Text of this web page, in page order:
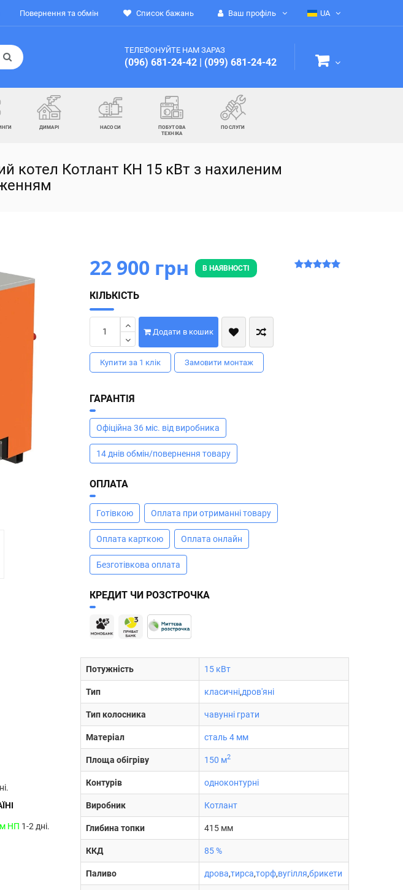
Повернення та обмін Список бажань Ваш профіль UA
ТЕЛЕФОНУЙТЕ НАМ ЗАРАЗ
(096) 681-24-42 | (099) 681-24-42
ДИМАРІ НАСОСИ
ПОБУТОВА
ТЕХНІКА
ПОСЛУГИ
котел Котлант КН 15 кВт з нахиленим
22 900 грн В НАЯВНОСТІ
КІЛЬКІСТЬ
Додати в кошик
Купити за 1 клiк Замовити монтаж
ГАРАНТІЯ
Офіційна 36 міс. від виробника
14 днів обмін/повернення товару
ОПЛАТА
Готівкою Оплата при отриманні товару
Оплата карткою Оплата онлайн
Безготівкова оплата
КРЕДИТ ЧИ РОЗСТРОЧКА
НП 1-2 дні.
Потужність 15 кВт
Тип класичні,дров'яні
Тип колосника чавунні грати
Матеріал сталь 4 мм
Площа обігріву 150 м2
Контурів одноконтурні
Виробник Котлант
Глибина топки 415 мм
ККД 85 %
Паливо дрова,тирса,торф,вугілля,брикети